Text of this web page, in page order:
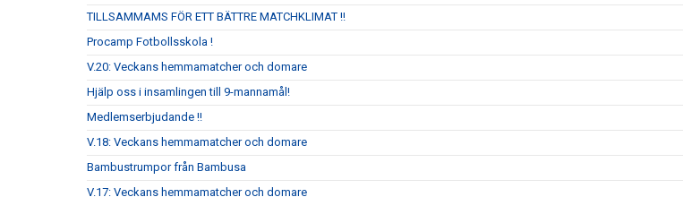
TILLSAMMAMS FÖR ETT BÄTTRE MATCHKLIMAT !!
Procamp Fotbollsskola !
V.20: Veckans hemmamatcher och domare
Hjälp oss i insamlingen till 9-mannamål!
Medlemserbjudande !!
V.18: Veckans hemmamatcher och domare
Bambustrumpor från Bambusa
V.17: Veckans hemmamatcher och domare